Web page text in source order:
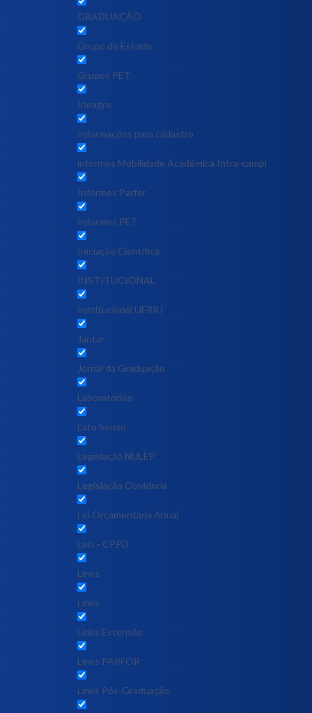
GRADUAÇÃO
Grupo de Estudo
Grupos PET
Ineagro
Informações para cadastro
informes Mobilidade Acadêmica Intra-campi
Informes Parfor
Informes PET
Iniciação Científica
INSTITUCIONAL
Institucional UFRRJ
Jantar
Jornal da Graduação
Laboratórios
Lato Sensu
Legislação NULEP
Legislação Ouvidoria
Lei Orçamentária Anual
Leis - CPPD
Links
Links
Links Extensão
Links PARFOR
Links Pós-Graduação